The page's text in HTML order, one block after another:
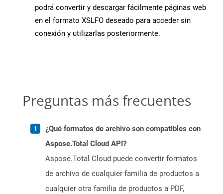
podrá convertir y descargar fácilmente páginas web
en el formato XSLFO deseado para acceder sin
conexión y utilizarlas posteriormente.
Preguntas más frecuentes
¿Qué formatos de archivo son compatibles con
Aspose.Total Cloud API?
Aspose.Total Cloud puede convertir formatos
de archivo de cualquier familia de productos a
cualquier otra familia de productos a PDF,